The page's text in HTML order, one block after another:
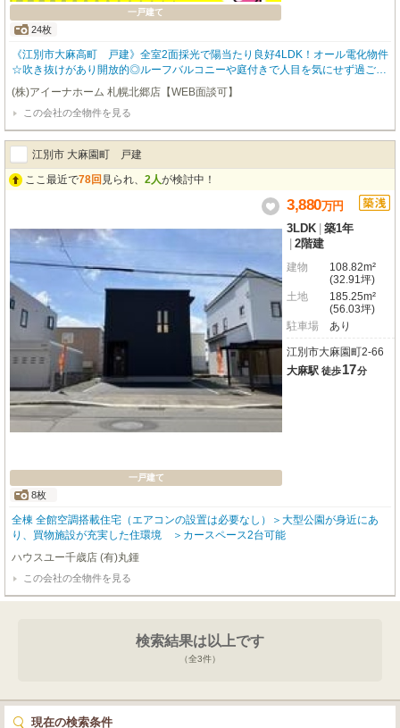
一戸建て
24枚
《江別市大麻高町 戸建》全室2面採光で陽当たり良好4LDK！オール電化物件
☆吹き抜けがあり開放的◎ルーフバルコニーや庭付きで人目を気にせず過ごせ
るスペース充実♪
(株)アイーナホーム 札幌北郷店【WEB面談可】
この会社の全物件を見る
江別市 大麻園町 戸建
ここ最近で78回 見られ、 2人が検討中！
一戸建て
8枚
3,880万円
3LDK 築1年
2階建
建物
108.82m²
(32.91坪)
土地
185.25m²
(56.03坪)
駐車場
あり
江別市大麻園町2-66
大麻駅 徒歩17分
全棟 全館空調搭載住宅（エアコンの設置は必要なし）＞大型公園が身近にあ
り、買物施設が充実した住環境 ＞カースペース2台可能
ハウスユー千歳店 (有)丸鍾
この会社の全物件を見る
検索結果は以上です
（全3件）
現在の検索条件